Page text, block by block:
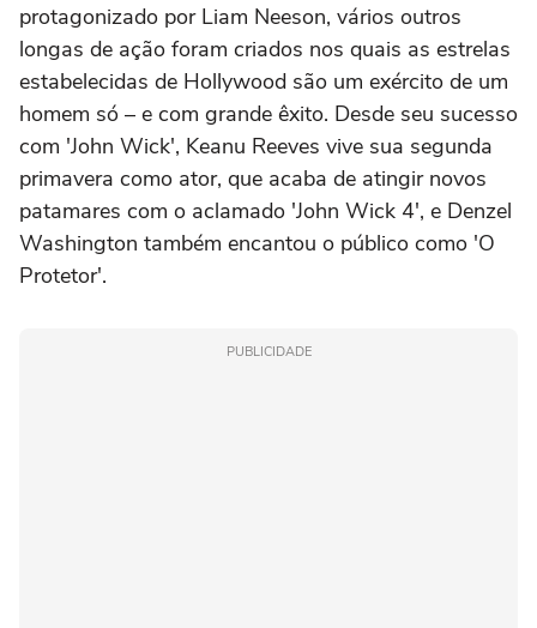
protagonizado por Liam Neeson, vários outros
longas de ação foram criados nos quais as estrelas
estabelecidas de Hollywood são um exército de um
homem só – e com grande êxito. Desde seu sucesso
com 'John Wick', Keanu Reeves vive sua segunda
primavera como ator, que acaba de atingir novos
patamares com o aclamado 'John Wick 4', e Denzel
Washington também encantou o público como 'O
Protetor'.
PUBLICIDADE